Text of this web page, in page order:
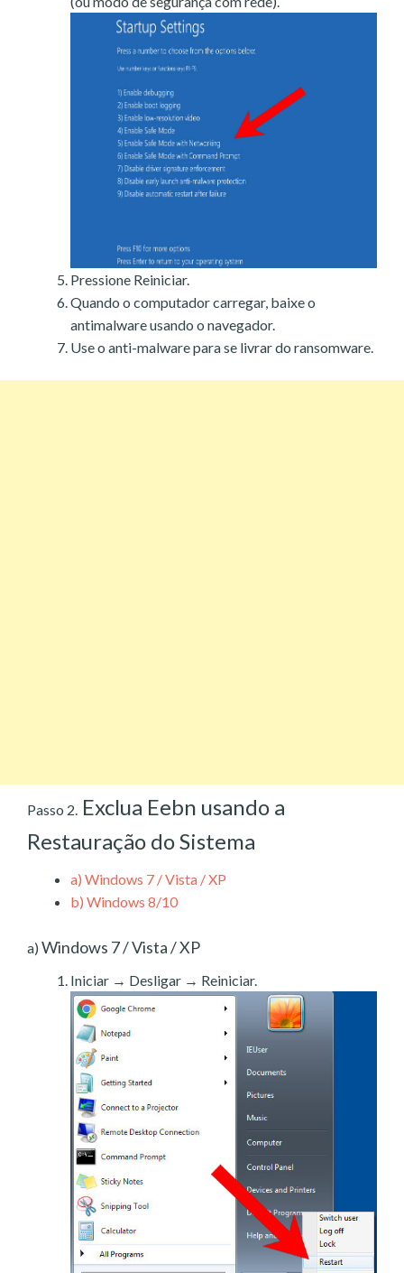
Pressione Reiniciar.
Quando o computador carregar, baixe o
antimalware usando o navegador.
Use o anti-malware para se livrar do ransomware.
Passo 2. Exclua Eebn usando a
Restauração do Sistema
a) Windows 7 / Vista / XP
b) Windows 8/10
a) Windows 7 / Vista / XP
Iniciar → Desligar → Reiniciar.